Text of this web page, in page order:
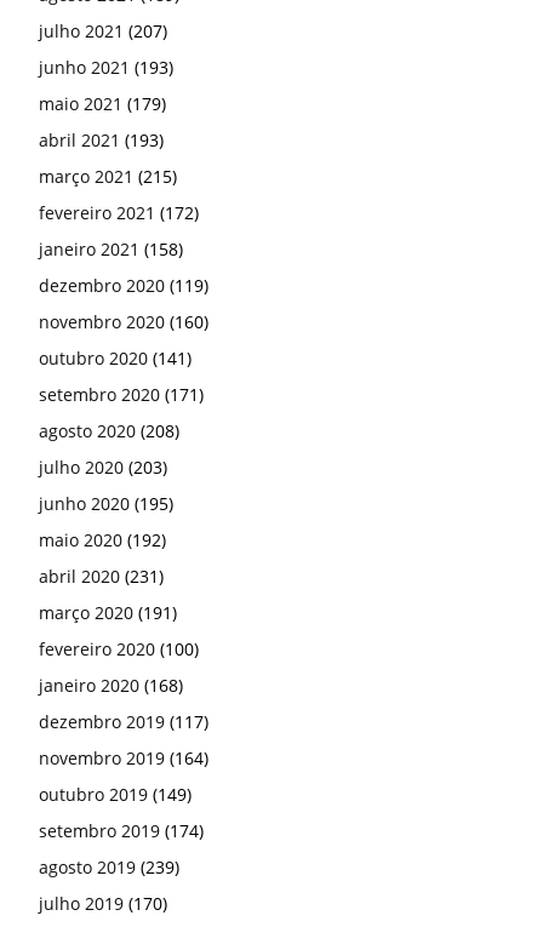
julho 2021 (207)
junho 2021 (193)
maio 2021 (179)
abril 2021 (193)
março 2021 (215)
fevereiro 2021 (172)
janeiro 2021 (158)
dezembro 2020 (119)
novembro 2020 (160)
outubro 2020 (141)
setembro 2020 (171)
agosto 2020 (208)
julho 2020 (203)
junho 2020 (195)
maio 2020 (192)
abril 2020 (231)
março 2020 (191)
fevereiro 2020 (100)
janeiro 2020 (168)
dezembro 2019 (117)
novembro 2019 (164)
outubro 2019 (149)
setembro 2019 (174)
agosto 2019 (239)
julho 2019 (170)